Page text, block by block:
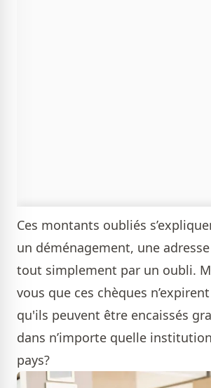
Ces montants oubliés
un déménagement, une
tout simplement par un oubli.
vous que ces chèques
qu'ils peuvent être encaissés
dans n’importe quelle
pays?